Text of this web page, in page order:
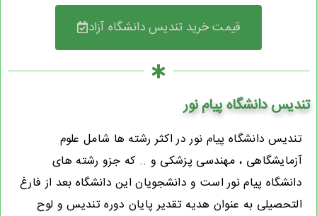
قیمت خرید تندیس دانشگاه آزاد
تندیس دانشگاه پیام نور
تندیس دانشگاه پیام نور در اکثر رشته ها شامل علوم
آزمایشگاهی ، مهندسی پزشکی و .. که جزو رشته های
دانشگاه پیام نور است و دانشجویان این دانشگاه بعد از فارغ
التحصیلی به عنوان هدیه تقدیر پایان دوره تندیس و لوح